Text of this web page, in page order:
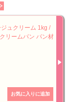
ュクリーム 1kg /
リームパン パン材